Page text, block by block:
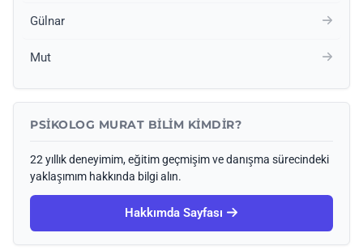
Gülnar
Mut
PSIKOLOG MURAT BILIM KIMDIR?
22 yıllık deneyimim, eğitim geçmişim ve danışma sürecindeki
yaklaşımım hakkında bilgi alın.
Hakkımda Sayfası